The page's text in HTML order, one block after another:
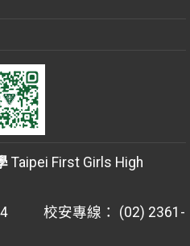
Taipei First Girls High
校安專線： (02) 2361-